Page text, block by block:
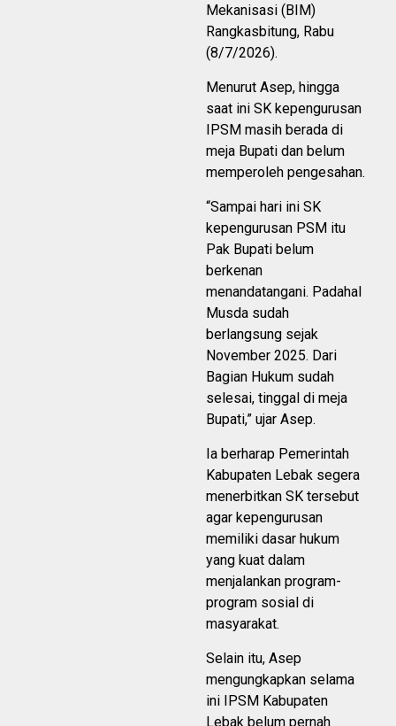
Mekanisasi (BIM)
Rangkasbitung, Rabu
(8/7/2026).
Menurut Asep, hingga
saat ini SK kepengurusan
IPSM masih berada di
meja Bupati dan belum
memperoleh pengesahan.
“Sampai hari ini SK
kepengurusan PSM itu
Pak Bupati belum
berkenan
menandatangani. Padahal
Musda sudah
berlangsung sejak
November 2025. Dari
Bagian Hukum sudah
selesai, tinggal di meja
Bupati,” ujar Asep.
Ia berharap Pemerintah
Kabupaten Lebak segera
menerbitkan SK tersebut
agar kepengurusan
memiliki dasar hukum
yang kuat dalam
menjalankan program-
program sosial di
masyarakat.
Selain itu, Asep
mengungkapkan selama
ini IPSM Kabupaten
Lebak belum pernah